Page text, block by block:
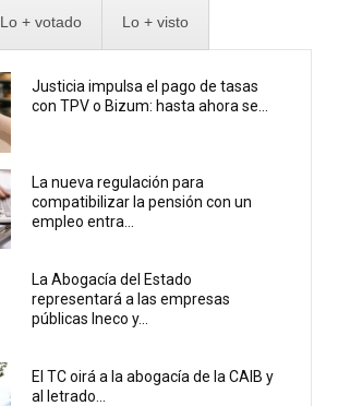
Lo + votado Lo + visto
Justicia impulsa el pago de tasas
con TPV o Bizum: hasta ahora se...
La nueva regulación para
compatibilizar la pensión con un
empleo entra...
La Abogacía del Estado
representará a las empresas
públicas Ineco y...
El TC oirá a la abogacía de la CAIB y
al letrado...